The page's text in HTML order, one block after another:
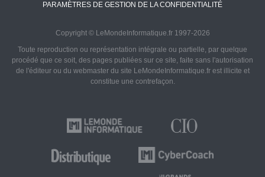
PARAMÈTRES DE GESTION DE LA CONFIDENTIALITÉ
Copyright © LeMondeInformatique.fr 1997-2026
Toute reproduction ou représentation intégrale ou partielle, par quelque
procédé que ce soit, des pages publiées sur ce site, faite sans l'autorisation
de l'éditeur ou du webmaster du site LeMondeInformatique.fr est illicite et
constitue une contrefaçon.